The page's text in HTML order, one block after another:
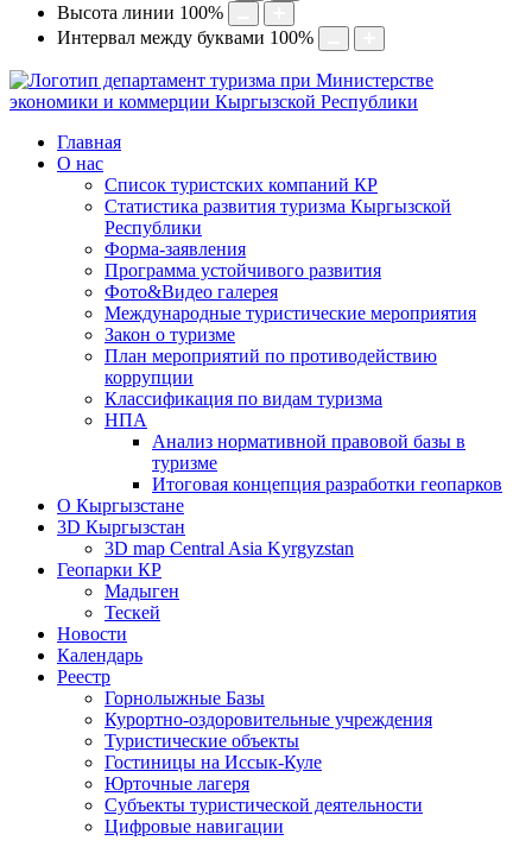
Высота линии 100%
Интервал между буквами 100%
Главная
О нас
Список туристских компаний КР
Статистика развития туризма Кыргызской
Республики
Форма-заявления
Программа устойчивого развития
Фото&Видео галерея
Международные туристические мероприятия
Закон о туризме
План мероприятий по противодействию
коррупции
Классификация по видам туризма
НПА
Анализ нормативной правовой базы в
туризме
Итоговая концепция разработки геопарков
О Кыргызстане
3D Кыргызстан
3D map Central Asia Kyrgyzstan
Геопарки КР
Мадыген
Тескей
Новости
Календарь
Реестр
Горнолыжные Базы
Курортно-оздоровительные учреждения
Туристические объекты
Гостиницы на Иссык-Куле
Юрточные лагеря
Cубъекты туристической деятельности
Цифровые навигации